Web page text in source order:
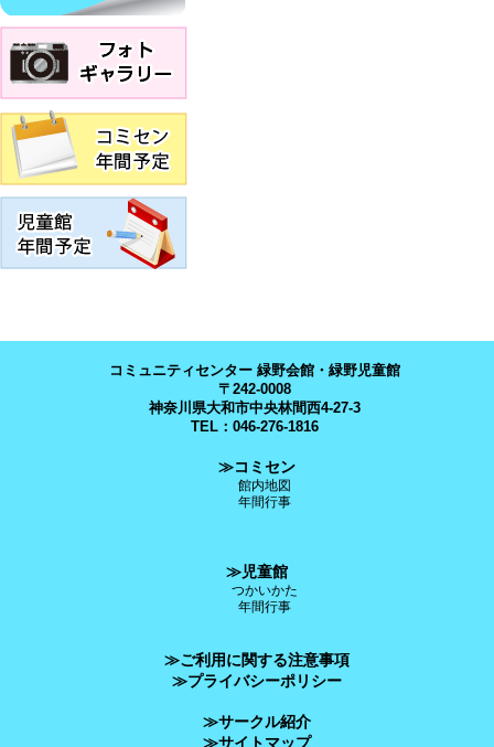
コミュニティセンター 緑野会館・緑野児童館
〒242-0008
神奈川県大和市中央林間西4-27-3
TEL：046-276-1816
≫コミセン
館内地図
年間行事
≫児童館
つかいかた
年間行事
≫ご利用に関する注意事項
≫プライバシーポリシー
≫サークル紹介
≫サイトマップ